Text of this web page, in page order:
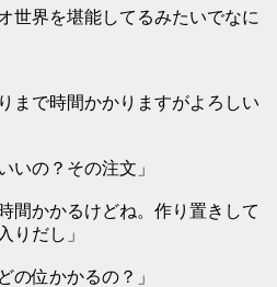
世界を堪能してるみたいでなに
まで時間かかりますがよろしい
いの？その注文」
間かかるけどね。作り置きして
りだし」
の位かかるの？」